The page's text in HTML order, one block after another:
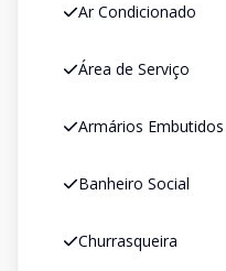
Ar Condicionado
Área de Serviço
Armários Embutidos
Banheiro Social
Churrasqueira